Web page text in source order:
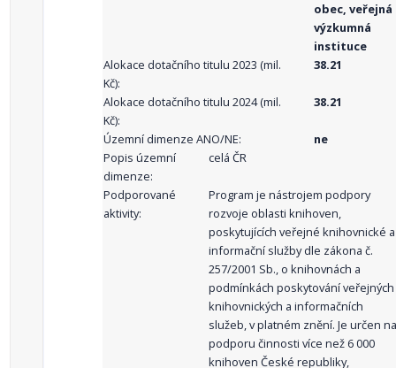
obec, veřejná
výzkumná
instituce
Alokace dotačního titulu 2023 (mil.
Kč):
38.21
Alokace dotačního titulu 2024 (mil.
Kč):
38.21
Územní dimenze ANO/NE:
ne
Popis územní
dimenze:
celá ČR
Podporované
aktivity:
Program je nástrojem podpory
rozvoje oblasti knihoven,
poskytujících veřejné knihovnické a
informační služby dle zákona č.
257/2001 Sb., o knihovnách a
podmínkách poskytování veřejných
knihovnických a informačních
služeb, v platném znění. Je určen na
podporu činnosti více než 6 000
knihoven České republiky,